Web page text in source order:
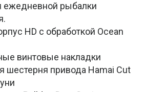
рыбалки
HD с обработкой Ocean
винтовые накладки
шестерня привода Hamai Cut